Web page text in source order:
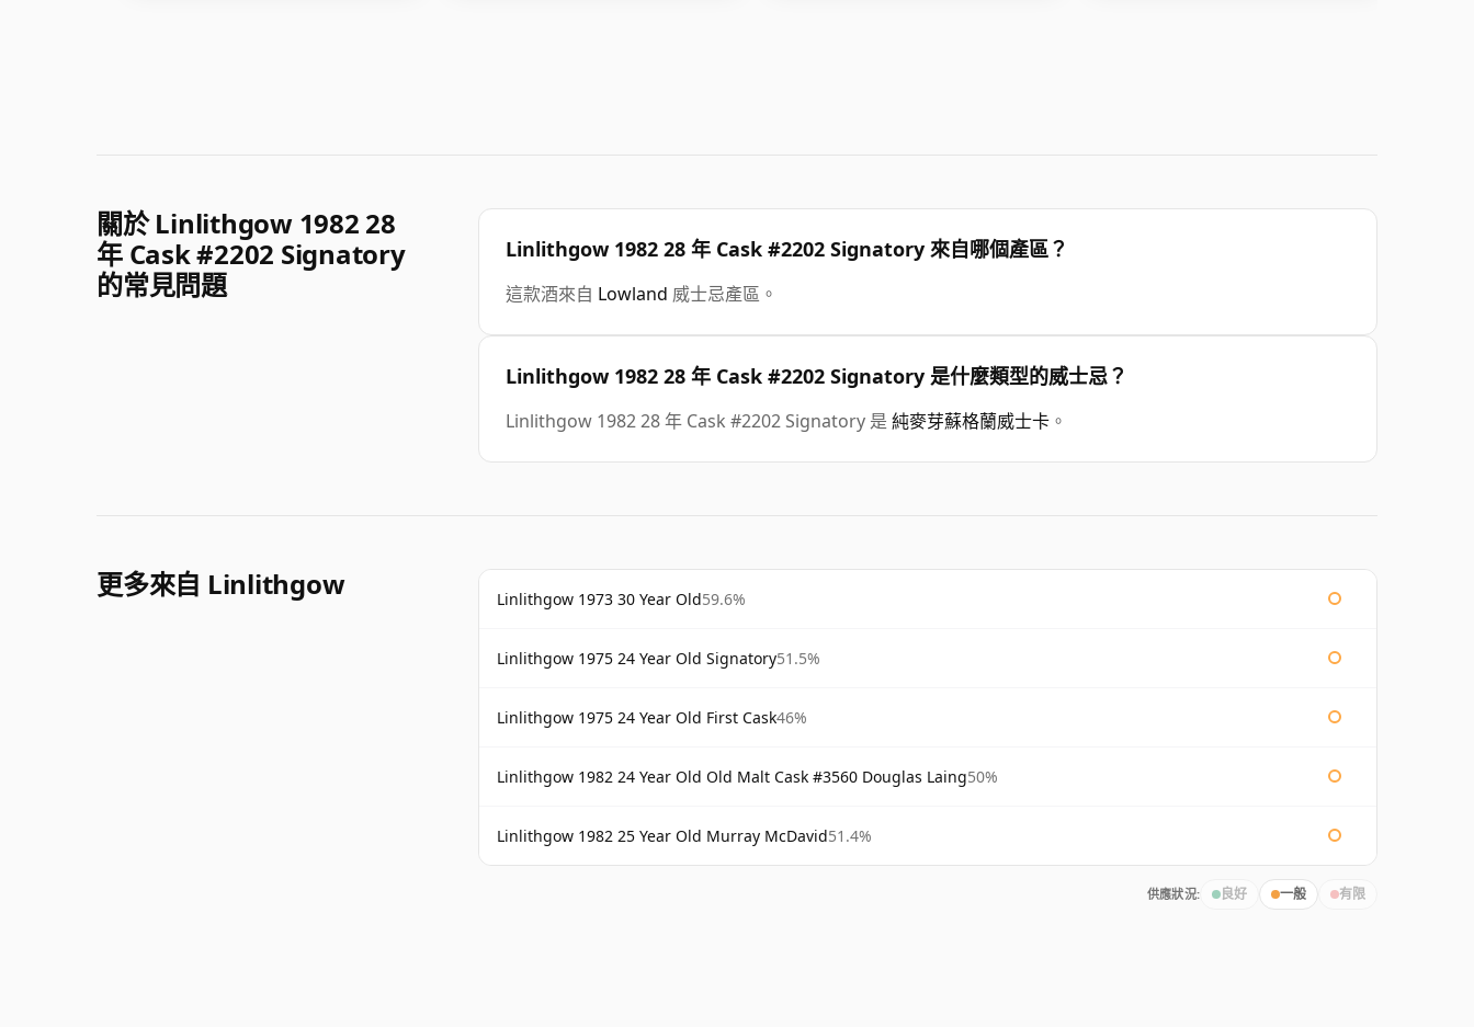
關於 Linlithgow 1982 28
年 Cask #2202 Signatory
的常見問題
Linlithgow 1982 28 年 Cask #2202 Signatory 來自哪個產區？
這款酒來自 Lowland 威士忌產區。
Linlithgow 1982 28 年 Cask #2202 Signatory 是什麼類型的威士忌？
Linlithgow 1982 28 年 Cask #2202 Signatory 是 純麥芽蘇格蘭威士卡 。
更多來自 Linlithgow Linlithgow 1973 30 Year Old59.6%
Linlithgow 1975 24 Year Old Signatory51.5%
Linlithgow 1975 24 Year Old First Cask46%
Linlithgow 1982 24 Year Old Old Malt Cask #3560 Douglas Laing50%
Linlithgow 1982 25 Year Old Murray McDavid51.4%
供應狀況: 良好 一般 有限